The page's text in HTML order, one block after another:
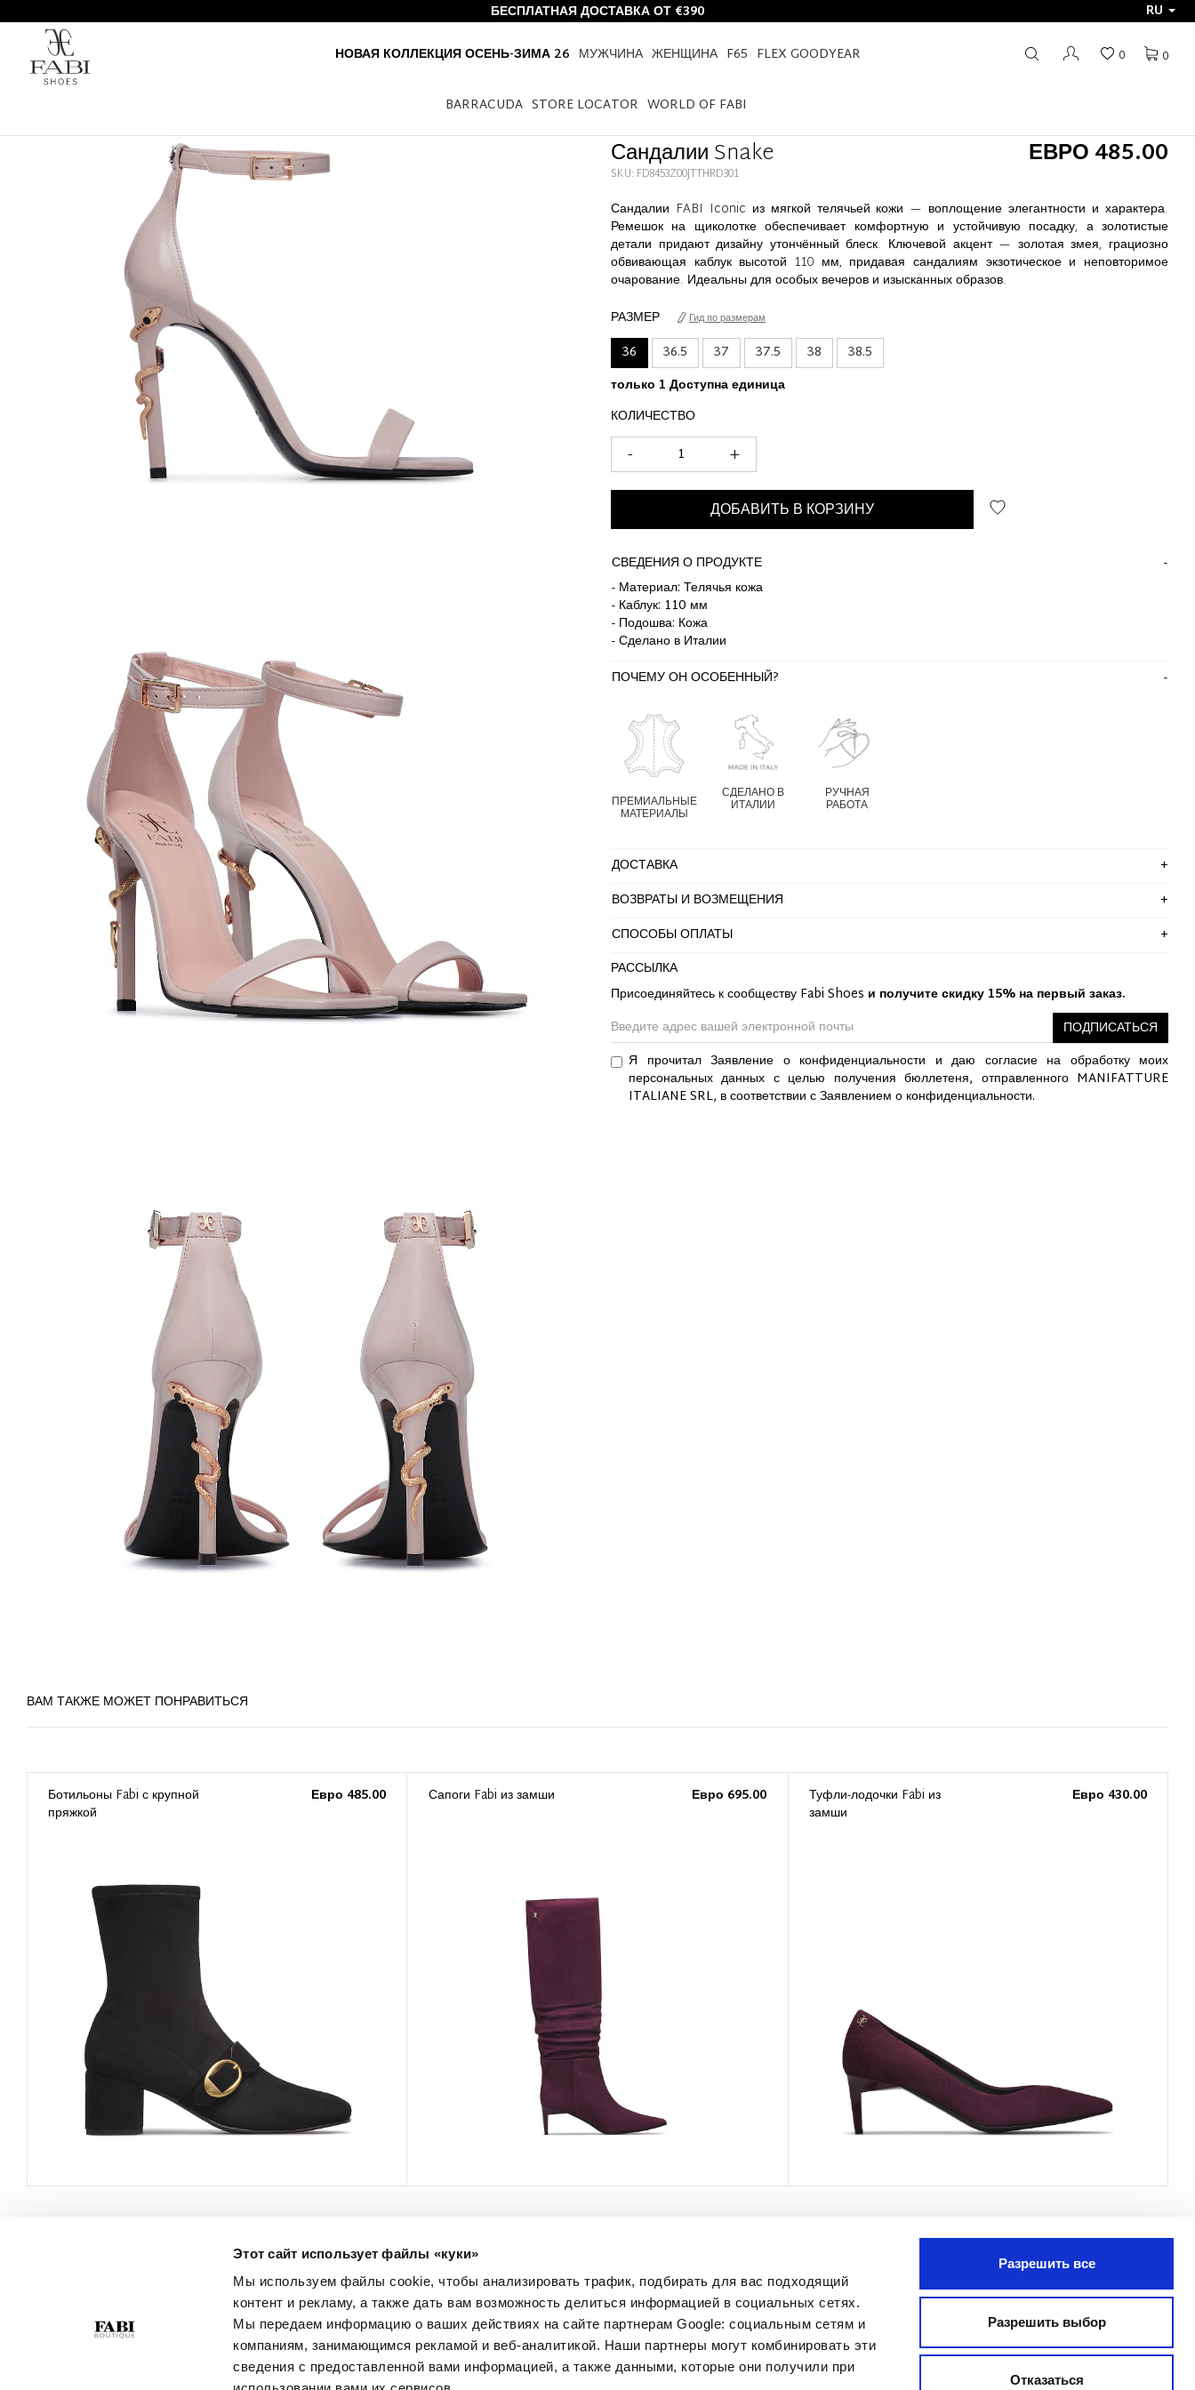
Этот сайт использует файлы «куки»
Мы используем файлы cookie, чтобы анализировать трафик, подбирать для вас подходящий
контент и рекламу, а также дать вам возможность делиться информацией в социальных сетях.
Мы передаем информацию о ваших действиях на сайте партнерам Google: социальным сетям и
компаниям, занимающимся рекламой и веб-аналитикой. Наши партнеры могут комбинировать эти
сведения с предоставленной вами информацией, а также данными, которые они получили при
Разрешить все
Разрешить выбор
Отказаться
БЕСПЛАТНАЯ ДОСТАВКА ОТ €390
RU
НОВАЯ КОЛЛЕКЦИЯ ОСЕНЬ-ЗИМА 26 МУЖЧИНА ЖЕНЩИНА F65 FLEX GOODYEAR
BARRACUDA STORE LOCATOR WORLD OF FABI
0
0
НОВАЯ КОЛЛЕКЦИЯ ОСЕНЬ-ЗИМА 26 ЖЕНЩИНА САНДАЛИИ SNAKE
Сандалии Snake ЕВРО 485.00
SKU: FD8453Z00JTTHRD301
Сандалии FABI Iconic из мягкой телячьей кожи — воплощение элегантности и характера.
Ремешок на щиколотке обеспечивает комфортную и устойчивую посадку, а золотистые
детали придают дизайну утончённый блеск. Ключевой акцент — золотая змея, грациозно
обвивающая каблук высотой 110 мм, придавая сандалиям экзотическое и неповторимое
очарование. Идеальны для особых вечеров и изысканных образов.
РАЗМЕР
Гид по размерам
36 36.5 37 37.5 38
38.5
только 1 Доступна единица
КОЛИЧЕСТВО
+
-
ДОБАВИТЬ В КОРЗИНУ
СВЕДЕНИЯ О ПРОДУКТЕ
- Материал: Телячья кожа
- Каблук: 110 мм
- Подошва: Кожа
- Сделано в Италии
ПОЧЕМУ ОН ОСОБЕННЫЙ?
ПРЕМИАЛЬНЫЕ
МАТЕРИАЛЫ
СДЕЛАНО В
ИТАЛИИ
РУЧНАЯ
РАБОТА
ДОСТАВКА
ВОЗВРАТЫ И ВОЗМЕЩЕНИЯ
СПОСОБЫ ОПЛАТЫ
РАССЫЛКА
Присоединяйтесь к сообществу Fabi Shoes и получите скидку 15% на первый заказ.
ПОДПИСАТЬСЯ
Я прочитал Заявление о конфиденциальности и даю согласие на обработку моих
персональных данных с целью получения бюллетеня, отправленного MANIFATTURE
ITALIANE SRL, в соответствии с Заявлением о конфиденциальности.
ВАМ ТАКЖЕ МОЖЕТ ПОНРАВИТЬСЯ
Ботильоны Fabi с крупной
пряжкой
Евро 485.00 Сапоги Fabi из замши Евро 695.00
Туфли-лодочки Fabi из
замши
Евро 430.00
Условия Покупки
Политика
Конфиденциальности
Политика В Отношении
Файлов Cookie
Best Of Fabi
МЫ В СОЦСЕТЯХ
Facebook
Instagram
Pinterest
Twitter
YouTube
ПОДПИСАТЬСЯ
Я прочитал Заявление о
конфиденциальности и даю согласие
на обработку моих персональных
данных с целью получения
бюллетеня, отправленного